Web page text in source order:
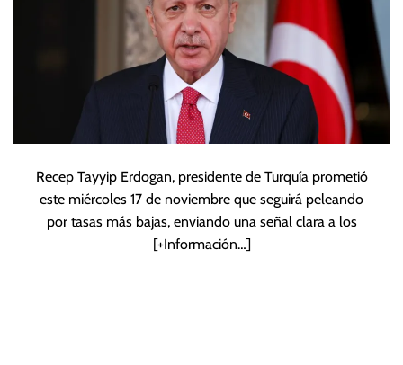
Recep Tayyip Erdogan, presidente de Turquía prometió
este miércoles 17 de noviembre que seguirá peleando
por tasas más bajas, enviando una señal clara a los
[+Información…]